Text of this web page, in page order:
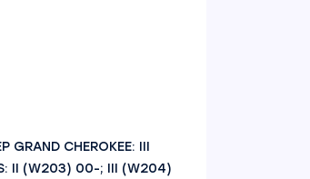
CHEROKEE: III
II (W203) 00-; III (W204)